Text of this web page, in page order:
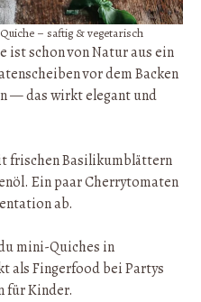
– saftig & vegetarisch
ist schon von Natur aus ein
vor dem Backen
— das wirkt elegant und
frischen Basilikumblättern
Ein paar Cherrytomaten
ab.
mini-Quiches in
als Fingerfood bei Partys
für Kinder.